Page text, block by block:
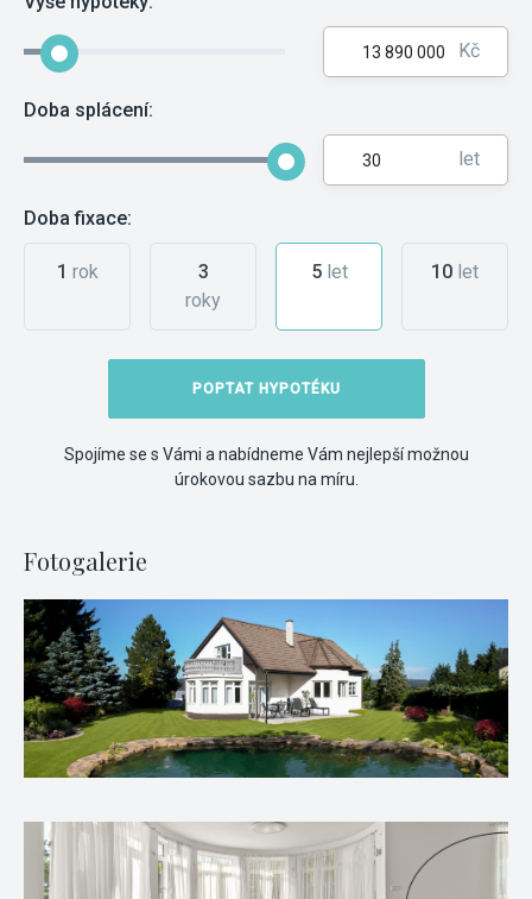
Kč
Doba splácení:
let
Doba fixace:
1 rok
3
roky
5let 10 let
POPTAT HYPOTÉKU
Spojíme se s Vámi a nabídneme Vám nejlepší možnou
úrokovou sazbu na míru.
Fotogalerie